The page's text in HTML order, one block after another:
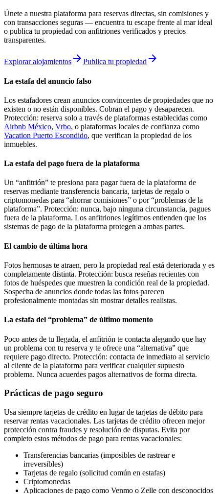
Únete a nuestra plataforma para reservas directas, sin comisiones y
con transacciones seguras — encuentra tu escape frente al mar ideal
o publica tu propiedad con anfitriones verificados y precios
transparentes.
Explorar alojamientos arrow_forward Publica tu propiedad arrow_forward
La estafa del anuncio falso
Los estafadores crean anuncios convincentes de propiedades que no
existen o no están disponibles. Cobran el pago y desaparecen.
Protección: reserva solo a través de plataformas establecidas como
Airbnb México, Vrbo, o plataformas locales de confianza como
Vacation Puerto Escondido, que verifican la propiedad de los
inmuebles.
La estafa del pago fuera de la plataforma
Un “anfitrión” te presiona para pagar fuera de la plataforma de
reservas mediante transferencia bancaria, tarjetas de regalo o
criptomonedas para “ahorrar comisiones” o por “problemas de la
plataforma”. Protección: nunca, bajo ninguna circunstancia, pagues
fuera de la plataforma. Los anfitriones legítimos entienden que los
sistemas de pago de la plataforma protegen a ambas partes.
El cambio de última hora
Fotos hermosas te atraen, pero la propiedad real está deteriorada y es
completamente distinta. Protección: busca reseñas recientes con
fotos de huéspedes que muestren la condición real de la propiedad.
Sospecha de anuncios donde todas las fotos parecen
profesionalmente montadas sin mostrar detalles realistas.
La estafa del “problema” de último momento
Poco antes de tu llegada, el anfitrión te contacta alegando que hay
un problema con tu reserva y te ofrece una “alternativa” que
requiere pago directo. Protección: contacta de inmediato al servicio
al cliente de la plataforma para verificar cualquier supuesto
problema. Nunca acuerdes pagos alternativos de forma directa.
Prácticas de pago seguro
Usa siempre tarjetas de crédito en lugar de tarjetas de débito para
reservar rentas vacacionales. Las tarjetas de crédito ofrecen mejor
protección contra fraudes y resolución de disputas. Evita por
completo estos métodos de pago para rentas vacacionales:
Transferencias bancarias (imposibles de rastrear e
irreversibles)
Tarjetas de regalo (solicitud común en estafas)
Criptomonedas
Aplicaciones de pago como Venmo o Zelle con desconocidos